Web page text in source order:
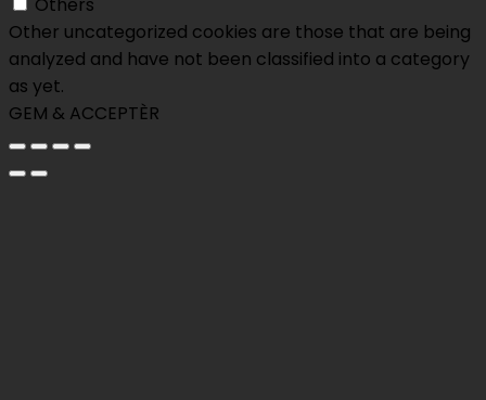
Other uncategorized cookies are those that are being
analyzed and have not been classified into a category
as yet.
GEM & ACCEPTÈR